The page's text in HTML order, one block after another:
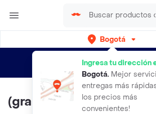
Bogotá
Ingresa tu dirección
Bogotá. Mejor
entregas más
los precios más
convenientes!
envíos gratis por semanas
(granel) Mirringo X 1 Kg